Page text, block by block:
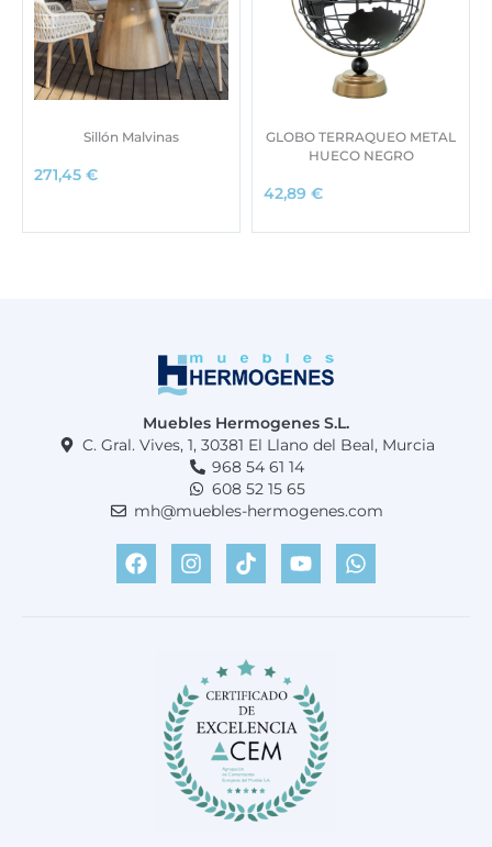
Sillón Malvinas
271,45 €
GLOBO TERRAQUEO METAL
HUECO NEGRO
42,89 €
Muebles Hermogenes S.L.
C. Gral. Vives, 1, 30381 El Llano del Beal, Murcia
968 54 61 14
608 52 15 65
mh@muebles-hermogenes.com
F
a
c
I
n
s
a
m
T
i
k
Y
o
u
W
h
a